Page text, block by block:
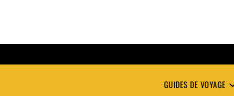
GUIDES DE VOYAGE